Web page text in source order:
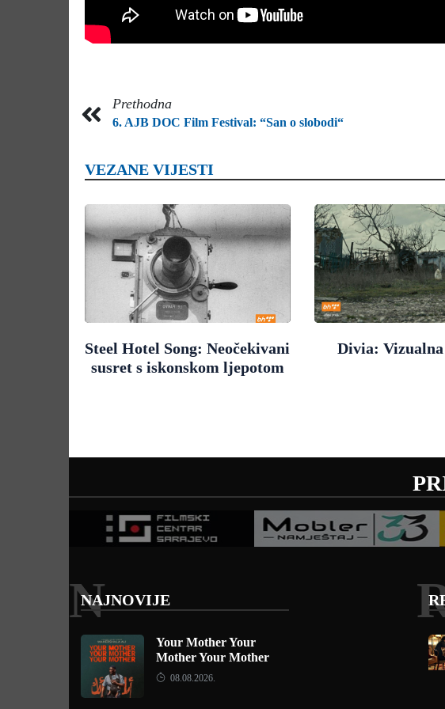
Prethodna
6. AJB DOC Film Festival: “San o slobodi“
VEZANE VIJESTI
Steel Hotel Song: Neočekivani
susret s iskonskom ljepotom
Divia:
NAJNOVIJE
N
Your Mother Your
Mother Your Mother
08.08.2026.